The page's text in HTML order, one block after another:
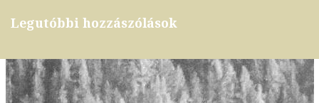
Legutóbbi hozzászólások